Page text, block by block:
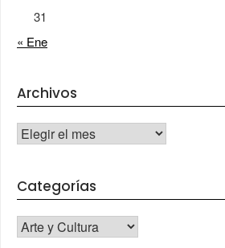
31
« Ene
Archivos
Archivos
Categorías
CATEGORÍAS